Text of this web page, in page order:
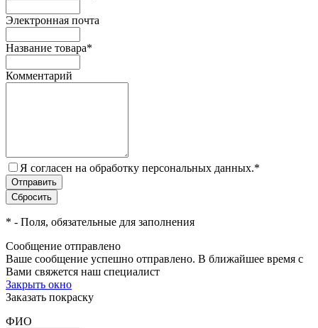
Электронная почта
Название товара*
Комментарий
Я согласен на обработку персональных данных.*
* - Поля, обязательные для заполнения
Сообщение отправлено
Ваше сообщение успешно отправлено. В ближайшее время с
Вами свяжется наш специалист
Закрыть окно
Заказать покраску
ФИО